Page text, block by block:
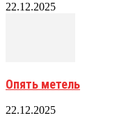
22.12.2025
Опять метель
22.12.2025